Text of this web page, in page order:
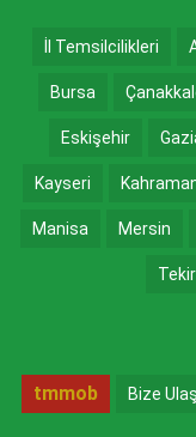
İl Temsilcilikleri
Bursa
Eskişehir
Kayseri
Manisa Mersin
tmmob Bize